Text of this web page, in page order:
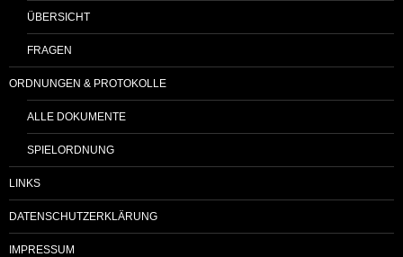
ÜBERSICHT
FRAGEN
ORDNUNGEN & PROTOKOLLE
ALLE DOKUMENTE
SPIELORDNUNG
LINKS
DATENSCHUTZERKLÄRUNG
IMPRESSUM